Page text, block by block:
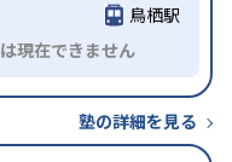
鳥栖駅
現在できません
塾の詳細を見る